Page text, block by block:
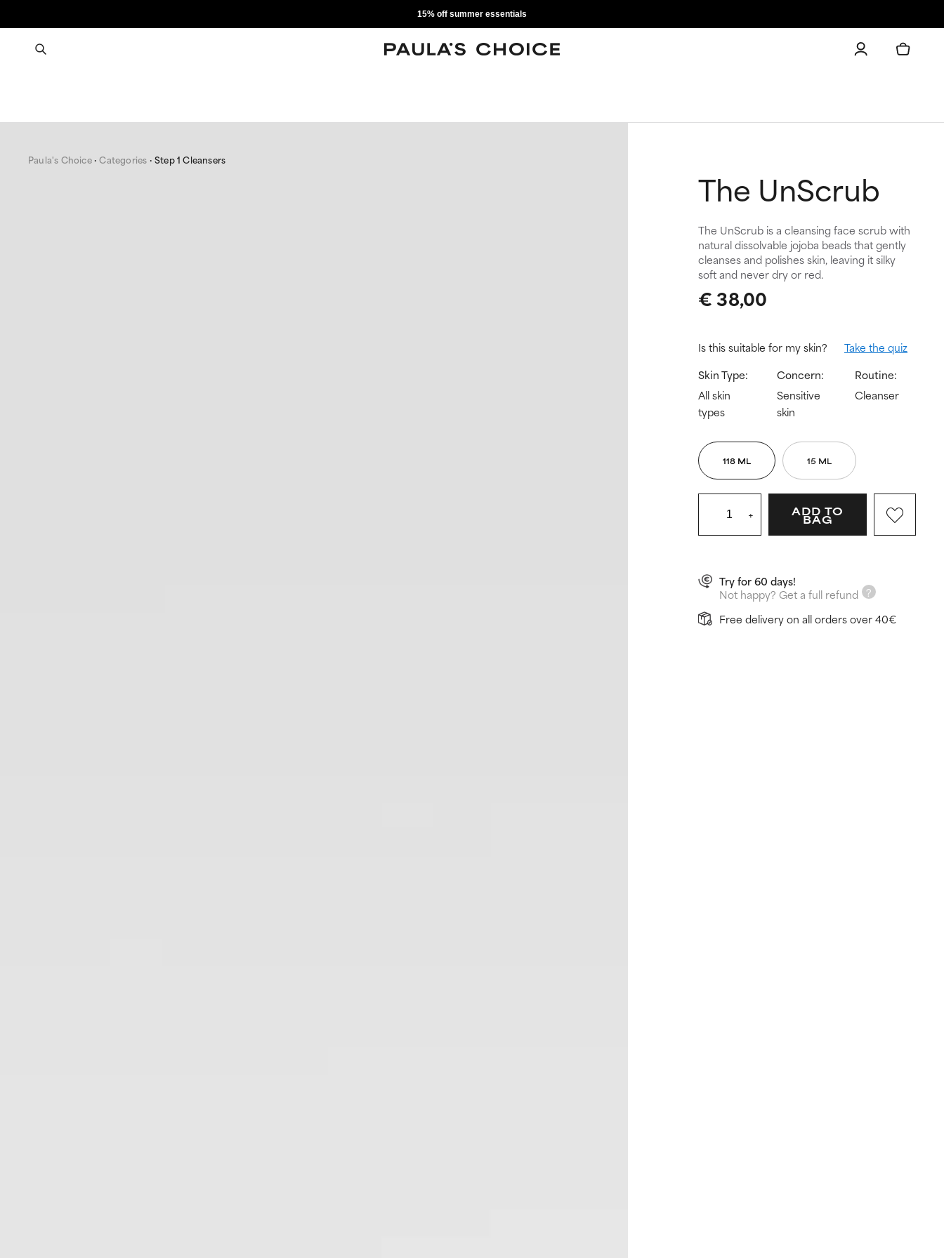
15% off summer essentials
Paula's Choice Categories Step 1 Cleansers
The UnScrub
The UnScrub is a cleansing face scrub with
natural dissolvable jojoba beads that gently
cleanses and polishes skin, leaving it silky
soft and never dry or red.
€ 38,00
Is this suitable for my skin?
Take the quiz
Skin Type:
All skin
types
Concern:
Sensitive
skin
Routine:
Cleanser
118 ML 15 ML
+ ADD TO
BAG
Try for 60 days!
Not happy? Get a full refund
Free delivery on all orders over 40€